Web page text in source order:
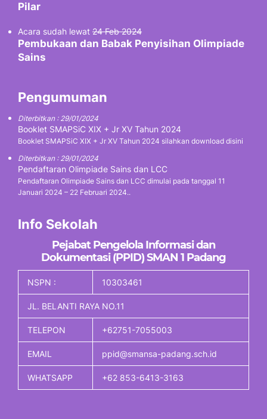
Pilar
Acara sudah lewat 24 Feb 2024
Pembukaan dan Babak Penyisihan Olimpiade
Sains
Pengumuman
Diterbitkan : 29/01/2024
Booklet SMAPSiC XIX + Jr XV Tahun 2024
Booklet SMAPSiC XIX + Jr XV Tahun 2024 silahkan download disini
Diterbitkan : 29/01/2024
Pendaftaran Olimpiade Sains dan LCC
Pendaftaran Olimpiade Sains dan LCC dimulai pada tanggal 11
Januari 2024 – 22 Februari 2024..
Info Sekolah
Pejabat Pengelola Informasi dan
Dokumentasi (PPID) SMAN 1 Padang
NSPN : 10303461
JL. BELANTI RAYA NO.11
TELEPON +62751-7055003
EMAIL ppid@smansa-padang.sch.id
WHATSAPP +62 853-6413-3163